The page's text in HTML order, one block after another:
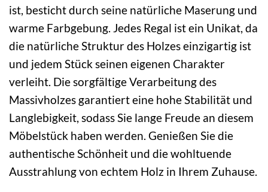
ist, besticht durch seine natürliche Maserung und
warme Farbgebung. Jedes Regal ist ein Unikat, da
die natürliche Struktur des Holzes einzigartig ist
und jedem Stück seinen eigenen Charakter
verleiht. Die sorgfältige Verarbeitung des
Massivholzes garantiert eine hohe Stabilität und
Langlebigkeit, sodass Sie lange Freude an diesem
Möbelstück haben werden. Genießen Sie die
authentische Schönheit und die wohltuende
Ausstrahlung von echtem Holz in Ihrem Zuhause.